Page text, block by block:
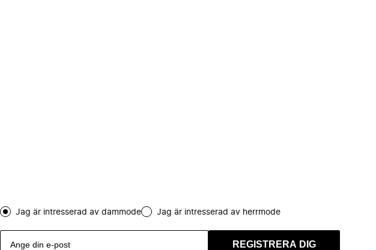
Jag är intresserad av dammode Jag är intresserad av herrmode
REGISTRERA DIG